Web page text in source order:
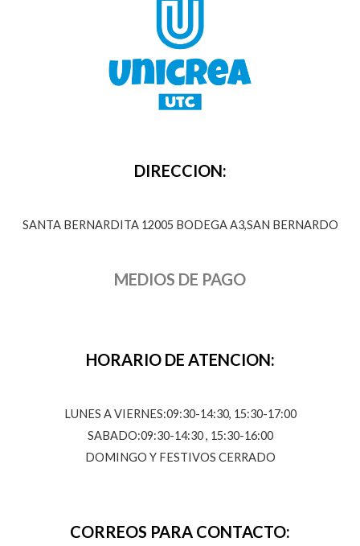
DIRECCION:
SANTA BERNARDITA 12005 BODEGA A3,SAN BERNARDO
MEDIOS DE PAGO
HORARIO DE ATENCION:
LUNES A VIERNES:09:30-14:30, 15:30-17:00
SABADO:09:30-14:30 , 15:30-16:00
DOMINGO Y FESTIVOS CERRADO
CORREOS PARA CONTACTO: